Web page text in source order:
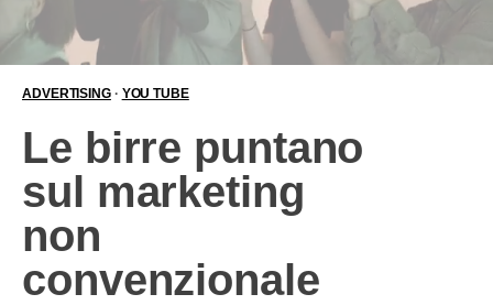
ADVERTISING· YOU TUBE
Le birre puntano
sul marketing
non
convenzionale